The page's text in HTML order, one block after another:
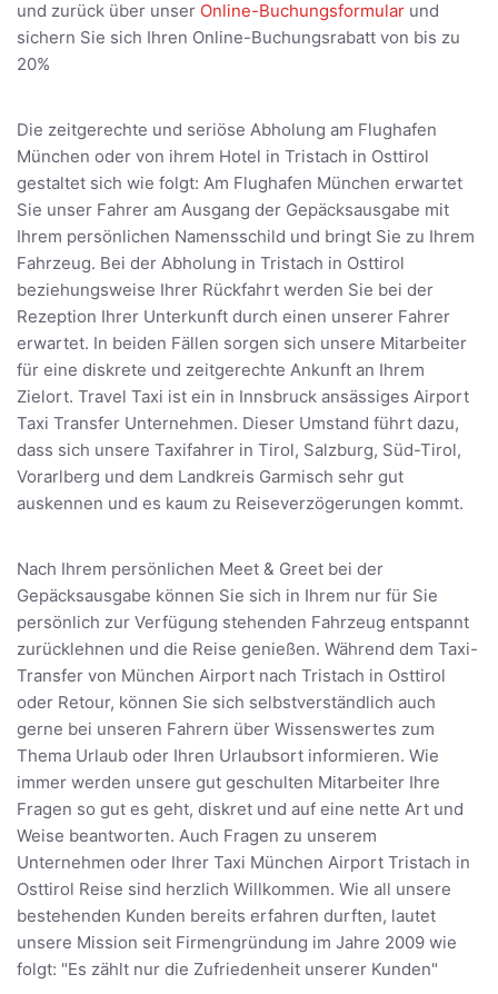
und zurück über unser Online-Buchungsformular und
sichern Sie sich Ihren Online-Buchungsrabatt von bis zu
20%
Die zeitgerechte und seriöse Abholung am Flughafen
München oder von ihrem Hotel in Tristach in Osttirol
gestaltet sich wie folgt: Am Flughafen München erwartet
Sie unser Fahrer am Ausgang der Gepäcksausgabe mit
Ihrem persönlichen Namensschild und bringt Sie zu Ihrem
Fahrzeug. Bei der Abholung in Tristach in Osttirol
beziehungsweise Ihrer Rückfahrt werden Sie bei der
Rezeption Ihrer Unterkunft durch einen unserer Fahrer
erwartet. In beiden Fällen sorgen sich unsere Mitarbeiter
für eine diskrete und zeitgerechte Ankunft an Ihrem
Zielort. Travel Taxi ist ein in Innsbruck ansässiges Airport
Taxi Transfer Unternehmen. Dieser Umstand führt dazu,
dass sich unsere Taxifahrer in Tirol, Salzburg, Süd-Tirol,
Vorarlberg und dem Landkreis Garmisch sehr gut
auskennen und es kaum zu Reiseverzögerungen kommt.
Nach Ihrem persönlichen Meet & Greet bei der
Gepäcksausgabe können Sie sich in Ihrem nur für Sie
persönlich zur Verfügung stehenden Fahrzeug entspannt
zurücklehnen und die Reise genießen. Während dem Taxi-
Transfer von München Airport nach Tristach in Osttirol
oder Retour, können Sie sich selbstverständlich auch
gerne bei unseren Fahrern über Wissenswertes zum
Thema Urlaub oder Ihren Urlaubsort informieren. Wie
immer werden unsere gut geschulten Mitarbeiter Ihre
Fragen so gut es geht, diskret und auf eine nette Art und
Weise beantworten. Auch Fragen zu unserem
Unternehmen oder Ihrer Taxi München Airport Tristach in
Osttirol Reise sind herzlich Willkommen. Wie all unsere
bestehenden Kunden bereits erfahren durften, lautet
unsere Mission seit Firmengründung im Jahre 2009 wie
folgt: "Es zählt nur die Zufriedenheit unserer Kunden"